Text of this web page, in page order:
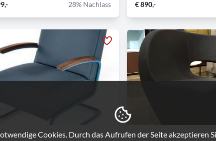
28% Nachlass € 890,-
Moroso
Cookies. Durch das Aufrufen der Seite akzeptieren